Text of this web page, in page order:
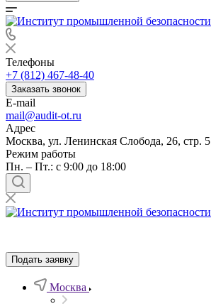
Телефоны
+7 (812) 467-48-40
Заказать звонок
E-mail
mail@audit-ot.ru
Адрес
Москва, ул. Ленинская Слобода, 26, стр. 5
Режим работы
Пн. – Пт.: с 9:00 до 18:00
Подать заявку
Москва